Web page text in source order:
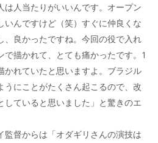
は人当たりがいいんです。オープン
いんですけど（笑）すぐに仲良くな
、良かったですね。今回の役で入れ
で描かれて、とても痛かったです。1
かれていたと思いますよ。ブラジル
うにことがたくさん起こるので、改
していると思いました」と驚きのエ
監督からは「オダギリさんの演技は